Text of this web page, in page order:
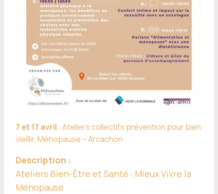
7 et 17 avril : Ateliers collectifs prévention pour bien
vieillir, Ménopause – Arcachon
Description :
Ateliers Bien-Être et Santé : Mieux Vivre la
Ménopause